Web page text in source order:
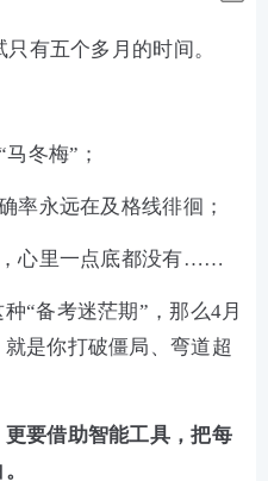
有五个多月的时间。
冬梅”；
率永远在及格线徘徊；
心里一点底都没有……
“备考迷茫期”，那么4月
就是你打破僵局、弯道超
要借助智能工具，把每